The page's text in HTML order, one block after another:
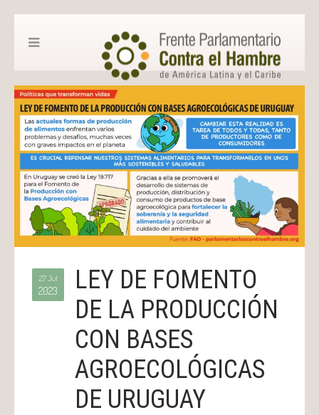
27 Jul
2023
LEY DE FOMENTO
DE LA PRODUCCIÓN
CON BASES
AGROECOLÓGICAS
DE URUGUAY